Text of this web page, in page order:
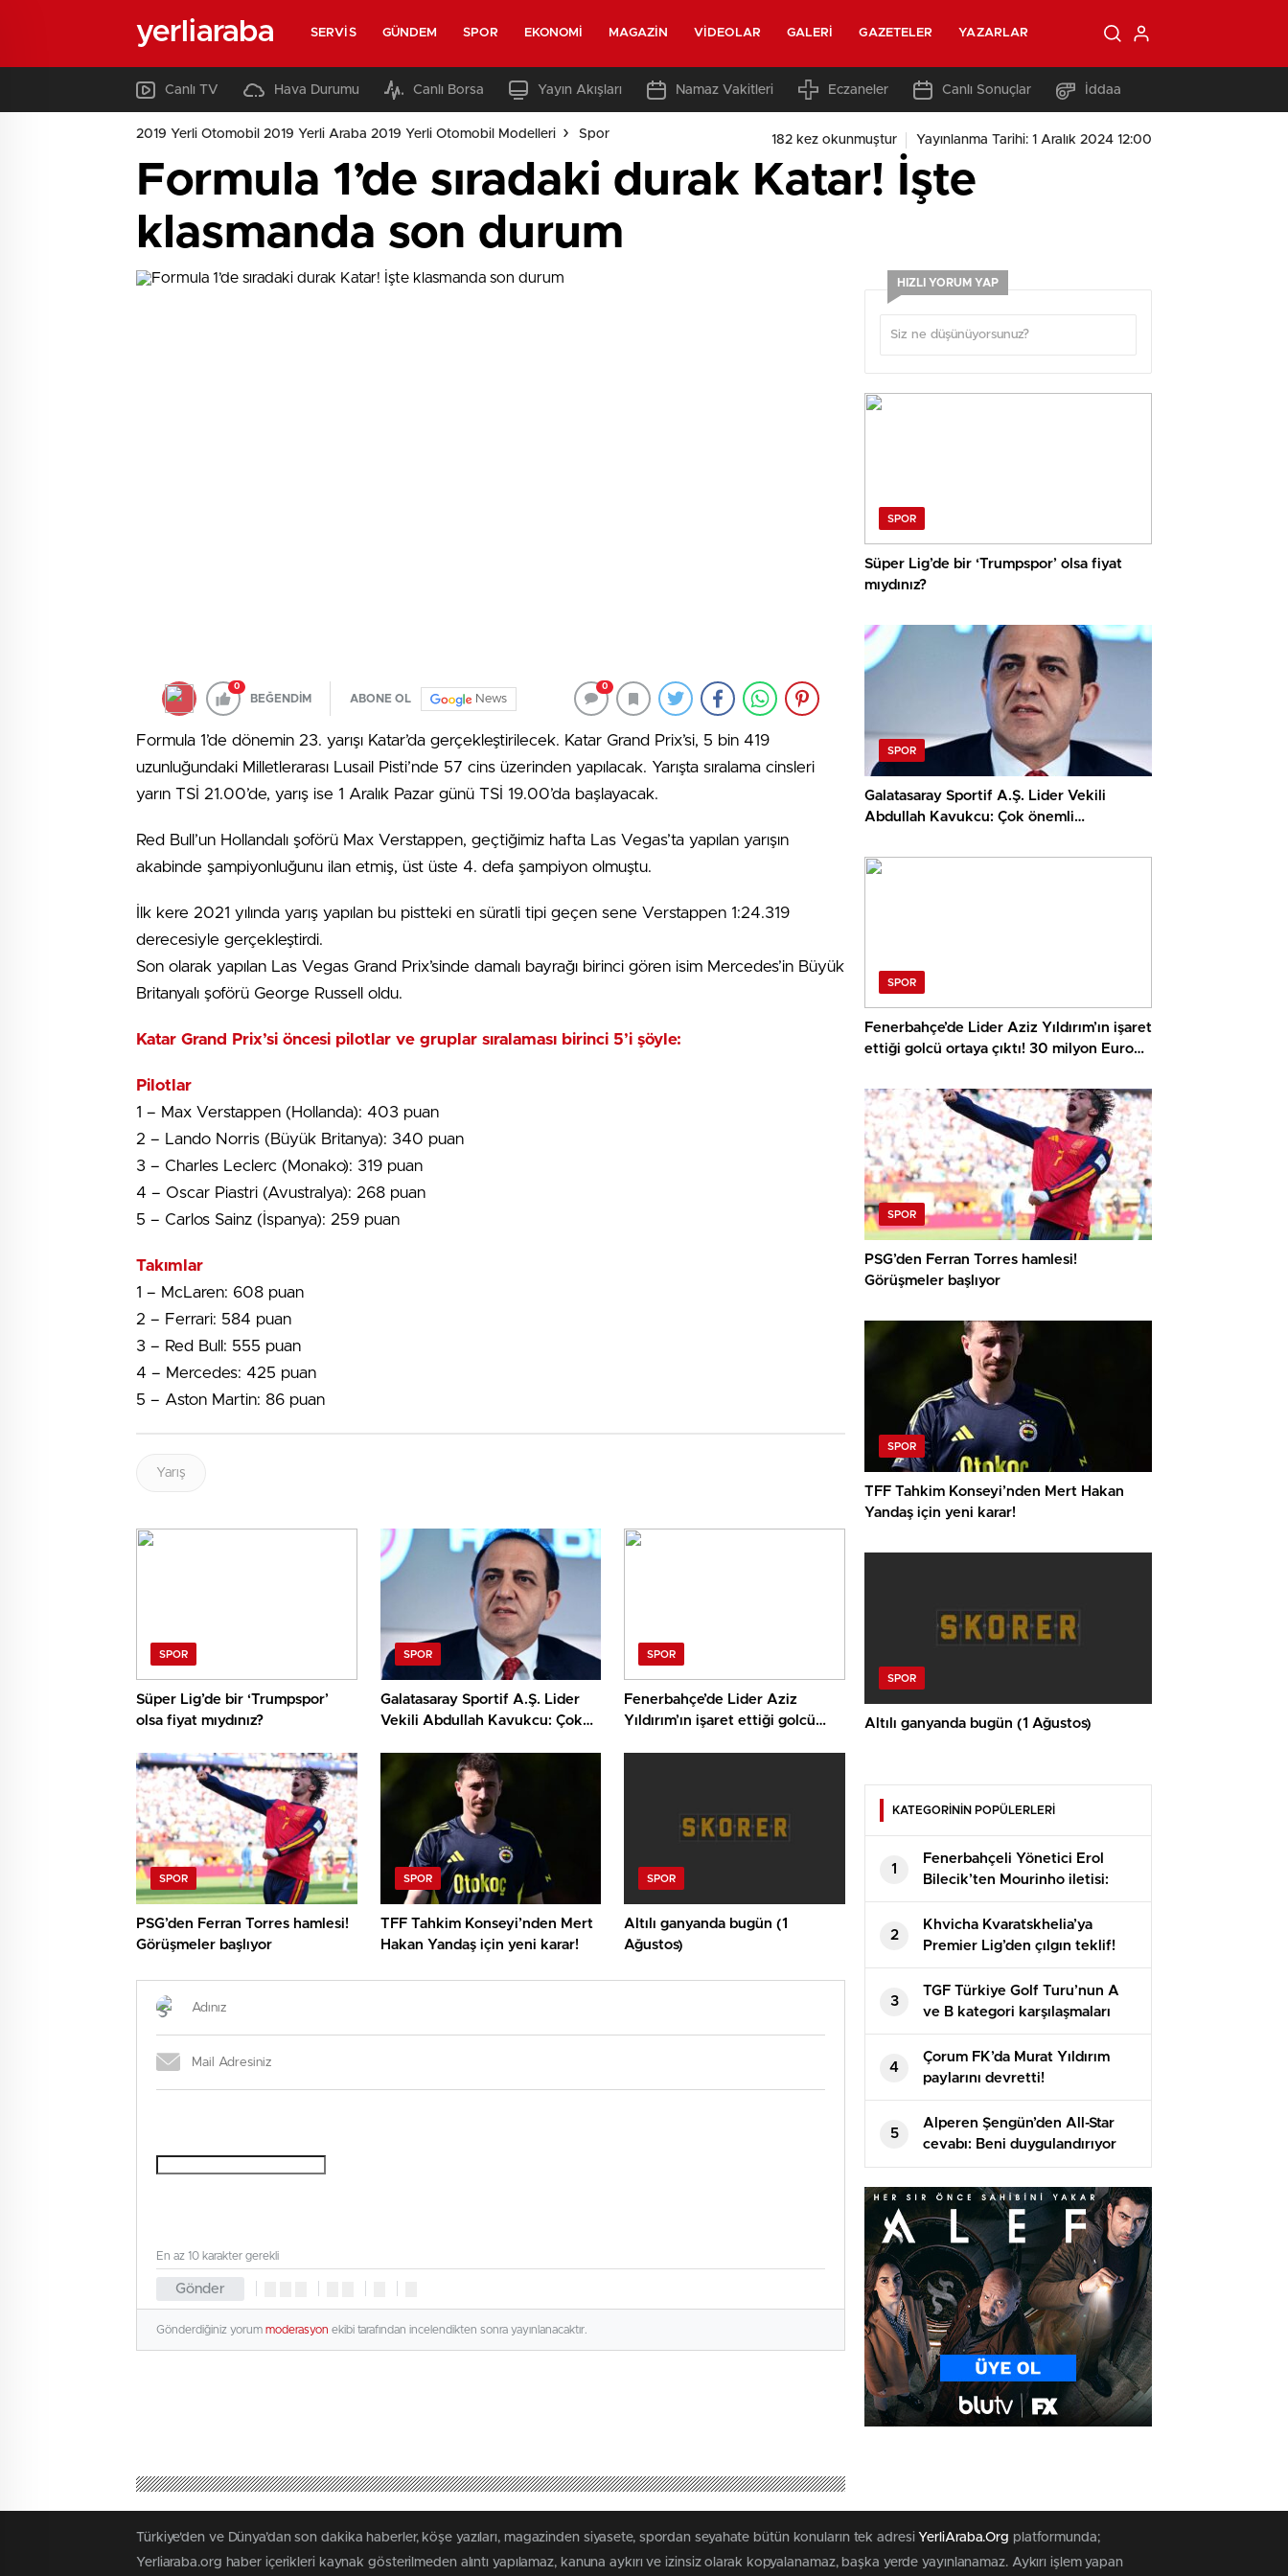
yerliaraba SERVIS GÜNDEM SPOR EKONOMI MAGAZIN VIDEOLAR GALERI GAZETELER YAZARLAR
Canlı TV Hava Durumu Canlı Borsa Yayın Akışları Namaz Vakitleri Eczaneler Canlı Sonuçlar İddaa
2019 Yerli Otomobil 2019 Yerli Araba 2019 Yerli Otomobil Modelleri Spor 182 kez okunmuştur Yayınlanma Tarihi: 1 Aralık 2024 12:00
Formula 1’de sıradaki durak Katar! İşte
klasmanda son durum
0
BEĞENDİM ABONE OL News
0
Formula 1’de dönemin 23. yarışı Katar’da gerçekleştirilecek. Katar Grand Prix’si, 5 bin 419
uzunluğundaki Milletlerarası Lusail Pisti’nde 57 cins üzerinden yapılacak. Yarışta sıralama cinsleri
yarın TSİ 21.00’de, yarış ise 1 Aralık Pazar günü TSİ 19.00’da başlayacak.
Red Bull’un Hollandalı şoförü Max Verstappen, geçtiğimiz hafta Las Vegas’ta yapılan yarışın
akabinde şampiyonluğunu ilan etmiş, üst üste 4. defa şampiyon olmuştu.
İlk kere 2021 yılında yarış yapılan bu pistteki en süratli tipi geçen sene Verstappen 1:24.319
derecesiyle gerçekleştirdi.
Son olarak yapılan Las Vegas Grand Prix’sinde damalı bayrağı birinci gören isim Mercedes’in Büyük
Britanyalı şoförü George Russell oldu.
Katar Grand Prix’si öncesi pilotlar ve gruplar sıralaması birinci 5’i şöyle:
Pilotlar
1 – Max Verstappen (Hollanda): 403 puan
2 – Lando Norris (Büyük Britanya): 340 puan
3 – Charles Leclerc (Monako): 319 puan
4 – Oscar Piastri (Avustralya): 268 puan
5 – Carlos Sainz (İspanya): 259 puan
Takımlar
1 – McLaren: 608 puan
2 – Ferrari: 584 puan
3 – Red Bull: 555 puan
4 – Mercedes: 425 puan
5 – Aston Martin: 86 puan
Yarış
SPOR
Süper Lig’de bir ‘Trumpspor’
olsa fiyat mıydınız?
SPOR
Galatasaray Sportif A.Ş. Lider
Vekili Abdullah Kavukcu: Çok
görüşüyoruz, para harcayacağız
SPOR
Fenerbahçe’de Lider Aziz
Yıldırım’ın işaret ettiği golcü
SPOR
PSG’den Ferran Torres hamlesi!
Görüşmeler başlıyor
SPOR
TFF Tahkim Konseyi’nden Mert
Hakan Yandaş için yeni karar!
SPOR
Altılı ganyanda bugün (1
Ağustos)
Gönder
En az 10 karakter gerekli
Gönderdiğiniz yorum moderasyon ekibi tarafından incelendikten sonra yayınlanacaktır.
HIZLI YORUM YAP
SPOR
Süper Lig’de bir ‘Trumpspor’ olsa fiyat
mıydınız?
SPOR
Galatasaray Sportif A.Ş. Lider Vekili
Abdullah Kavukcu: Çok önemli
harcayacağız
SPOR
Fenerbahçe’de Lider Aziz Yıldırım’ın işaret
ettiği golcü ortaya çıktı! 30 milyon Euro
SPOR
PSG’den Ferran Torres hamlesi!
Görüşmeler başlıyor
SPOR
TFF Tahkim Konseyi’nden Mert Hakan
Yandaş için yeni karar!
SPOR
Altılı ganyanda bugün (1 Ağustos)
KATEGORİNİN POPÜLERLERİ
1
Fenerbahçeli Yönetici Erol
Bilecik’ten Mourinho iletisi:
Bayraklarınızı hazırlayın
2
Khvicha Kvaratskhelia’ya
Premier Lig’den çılgın teklif!
Adeta servet bedelinde
3
TGF Türkiye Golf Turu’nun A
ve B kategori karşılaşmaları
Bodrum’da oynandı
4
Çorum FK’da Murat Yıldırım
paylarını devretti!
5
Alperen Şengün’den All-Star
cevabı: Beni duygulandırıyor
Türkiye'den ve Dünya’dan son dakika haberler, köşe yazıları, magazinden siyasete, spordan seyahate bütün konuların tek adresi YerliAraba.Org platformunda;
Yerliaraba.org haber içerikleri kaynak gösterilmeden alıntı yapılamaz, kanuna aykırı ve izinsiz olarak kopyalanamaz, başka yerde yayınlanamaz. Aykırı işlem yapan